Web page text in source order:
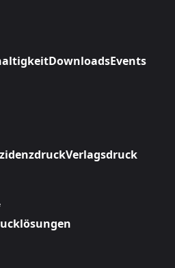
DownloadsEvents
Verlagsdruck